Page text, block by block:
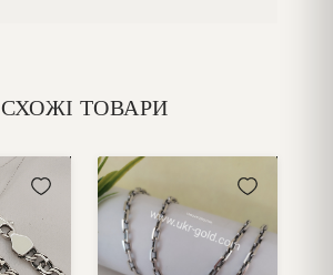
СХОЖІ ТОВАРИ